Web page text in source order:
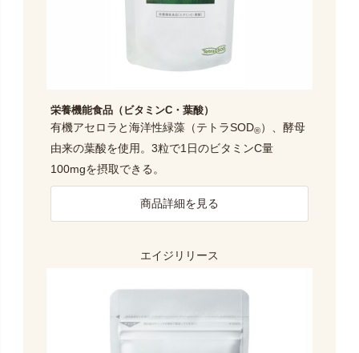
栄養機能食品（ビタミンC・葉酸）
有機アセロラと海洋性緑藻（テトラSOD®）、酵母
由来の葉酸を使用。3粒で1日のビタミンC量
100mgを摂取できる。
商品詳細を見る
エイジリリース